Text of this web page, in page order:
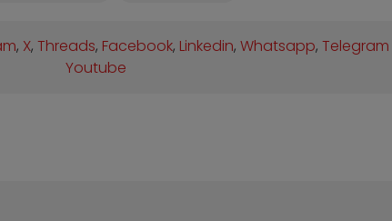
, X,Threads, Facebook, Linkedin,Whatsapp,Telegram
Youtube